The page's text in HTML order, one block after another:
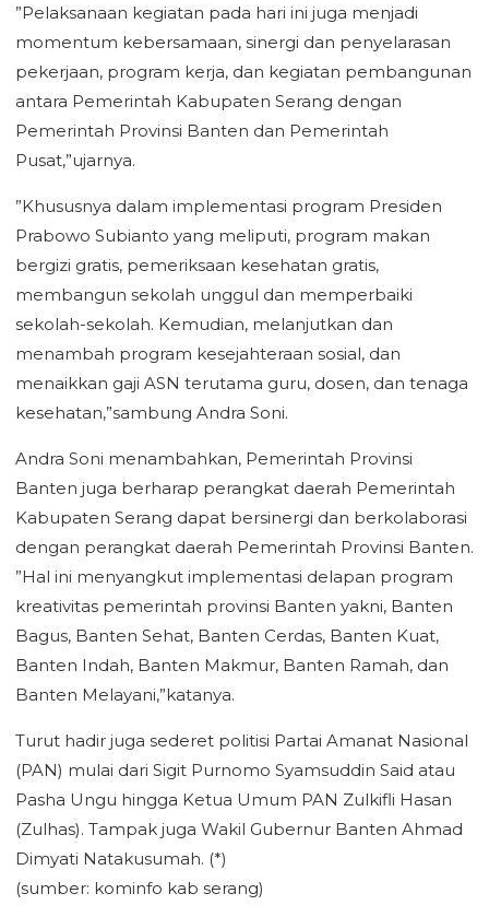
”Pelaksanaan kegiatan pada hari ini juga menjadi
momentum kebersamaan, sinergi dan penyelarasan
pekerjaan, program kerja, dan kegiatan pembangunan
antara Pemerintah Kabupaten Serang dengan
Pemerintah Provinsi Banten dan Pemerintah
Pusat,”ujarnya.
”Khususnya dalam implementasi program Presiden
Prabowo Subianto yang meliputi, program makan
bergizi gratis, pemeriksaan kesehatan gratis,
membangun sekolah unggul dan memperbaiki
sekolah-sekolah. Kemudian, melanjutkan dan
menambah program kesejahteraan sosial, dan
menaikkan gaji ASN terutama guru, dosen, dan tenaga
kesehatan,”sambung Andra Soni.
Andra Soni menambahkan, Pemerintah Provinsi
Banten juga berharap perangkat daerah Pemerintah
Kabupaten Serang dapat bersinergi dan berkolaborasi
dengan perangkat daerah Pemerintah Provinsi Banten.
”Hal ini menyangkut implementasi delapan program
kreativitas pemerintah provinsi Banten yakni, Banten
Bagus, Banten Sehat, Banten Cerdas, Banten Kuat,
Banten Indah, Banten Makmur, Banten Ramah, dan
Banten Melayani,”katanya.
Turut hadir juga sederet politisi Partai Amanat Nasional
(PAN) mulai dari Sigit Purnomo Syamsuddin Said atau
Pasha Ungu hingga Ketua Umum PAN Zulkifli Hasan
(Zulhas). Tampak juga Wakil Gubernur Banten Ahmad
Dimyati Natakusumah. (*)
(sumber: kominfo kab serang)